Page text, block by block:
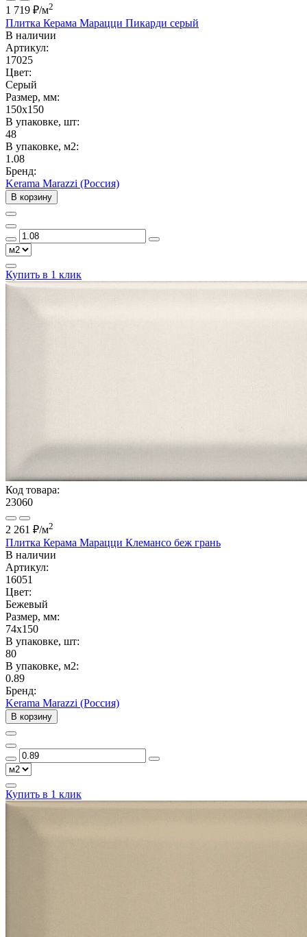
1 719 ₽/м2
Плитка Керама Марацци Пикарди серый
В наличии
Артикул:
17025
Цвет:
Серый
Размер, мм:
150x150
В упаковке, шт:
48
В упаковке, м2:
1.08
Бренд:
Kerama Marazzi (Россия)
В корзину
Купить в 1 клик
Код товара:
23060
2 261 ₽/м2
Плитка Керама Марацци Клемансо беж грань
В наличии
Артикул:
16051
Цвет:
Бежевый
Размер, мм:
74x150
В упаковке, шт:
80
В упаковке, м2:
0.89
Бренд:
Kerama Marazzi (Россия)
В корзину
Купить в 1 клик